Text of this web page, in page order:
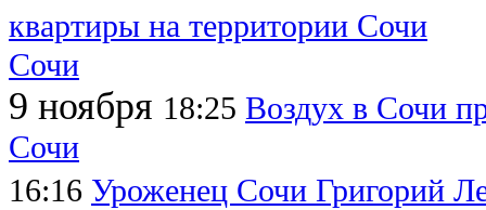
квартиры на территории Сочи
Сочи
9 ноября 18:25 Воздух в Сочи
Сочи
16:16 Уроженец Сочи Григорий